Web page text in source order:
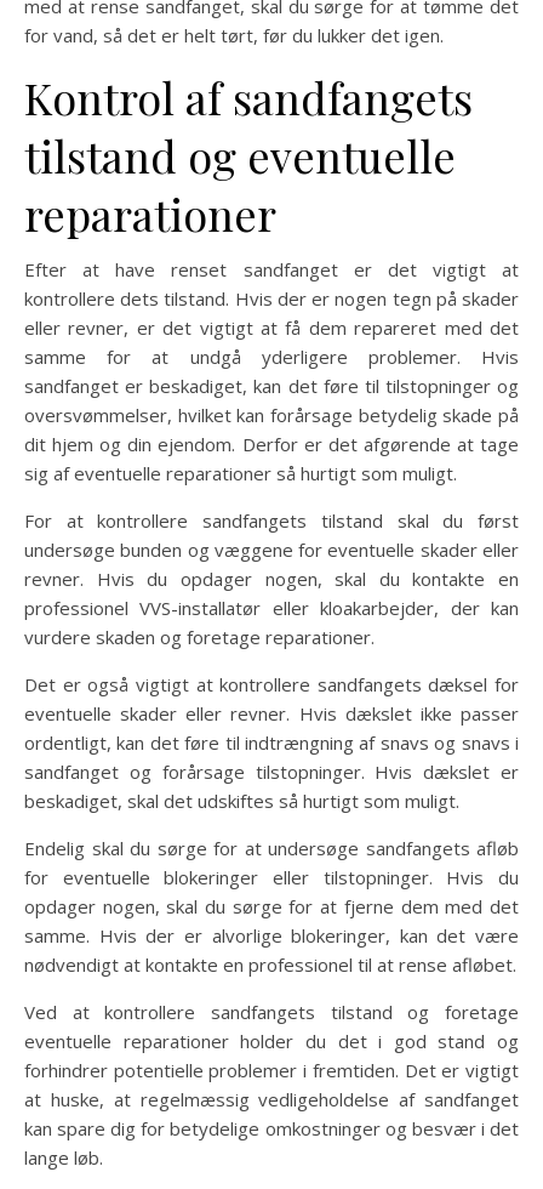
med at rense sandfanget, skal du sørge for at tømme det
for vand, så det er helt tørt, før du lukker det igen.
Kontrol af sandfangets
tilstand og eventuelle
reparationer
Efter at have renset sandfanget er det vigtigt at
kontrollere dets tilstand. Hvis der er nogen tegn på skader
eller revner, er det vigtigt at få dem repareret med det
samme for at undgå yderligere problemer. Hvis
sandfanget er beskadiget, kan det føre til tilstopninger og
oversvømmelser, hvilket kan forårsage betydelig skade på
dit hjem og din ejendom. Derfor er det afgørende at tage
sig af eventuelle reparationer så hurtigt som muligt.
For at kontrollere sandfangets tilstand skal du først
undersøge bunden og væggene for eventuelle skader eller
revner. Hvis du opdager nogen, skal du kontakte en
professionel VVS-installatør eller kloakarbejder, der kan
vurdere skaden og foretage reparationer.
Det er også vigtigt at kontrollere sandfangets dæksel for
eventuelle skader eller revner. Hvis dækslet ikke passer
ordentligt, kan det føre til indtrængning af snavs og snavs i
sandfanget og forårsage tilstopninger. Hvis dækslet er
beskadiget, skal det udskiftes så hurtigt som muligt.
Endelig skal du sørge for at undersøge sandfangets afløb
for eventuelle blokeringer eller tilstopninger. Hvis du
opdager nogen, skal du sørge for at fjerne dem med det
samme. Hvis der er alvorlige blokeringer, kan det være
nødvendigt at kontakte en professionel til at rense afløbet.
Ved at kontrollere sandfangets tilstand og foretage
eventuelle reparationer holder du det i god stand og
forhindrer potentielle problemer i fremtiden. Det er vigtigt
at huske, at regelmæssig vedligeholdelse af sandfanget
kan spare dig for betydelige omkostninger og besvær i det
lange løb.